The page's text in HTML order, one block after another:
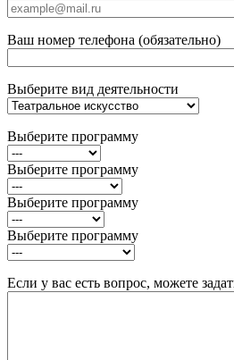
Ваш номер телефона (обязательно)
Выберите вид деятельности
Выберите программу
Выберите программу
Выберите программу
Выберите программу
Если у вас есть вопрос, можете